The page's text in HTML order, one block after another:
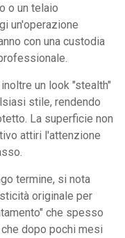
o un telaio
un'operazione
con una custodia
un look "stealth"
stile, rendendo
La superficie non
attiri l'attenzione
termine, si nota
originale per
che spesso
dopo pochi mesi